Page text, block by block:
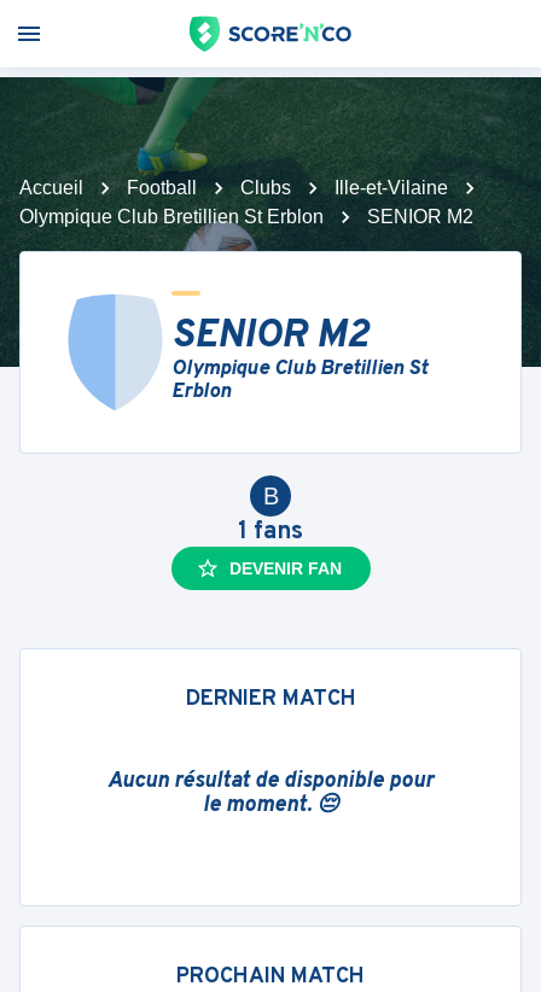
Accueil Football Clubs
Ille-et-Vilaine
Olympique Club Bretillien St Erblon
SENIOR M2
SENIOR M2
Olympique Club Bretillien St
Erblon
B
1 fans
DEVENIR FAN
DERNIER MATCH
Aucun résultat de disponible pour
le moment. 😔
PROCHAIN MATCH